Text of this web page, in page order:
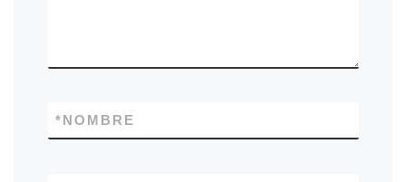
NOMBRE
*